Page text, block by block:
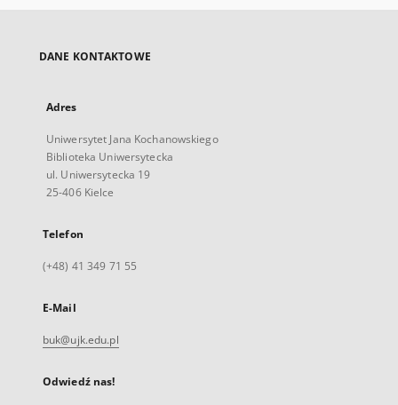
DANE KONTAKTOWE
Adres
Uniwersytet Jana Kochanowskiego
Biblioteka Uniwersytecka
ul. Uniwersytecka 19
25-406 Kielce
Telefon
(+48) 41 349 71 55
E-Mail
buk@ujk.edu.pl
Odwiedź nas!